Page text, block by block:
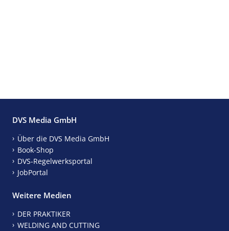
DVS Media GmbH
Über die DVS Media GmbH
Book-Shop
DVS-Regelwerksportal
JobPortal
Weitere Medien
DER PRAKTIKER
WELDING AND CUTTING